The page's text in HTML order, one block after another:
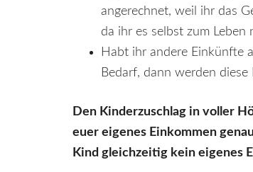
angerechnet, weil ihr das
da ihr es selbst zum Leben
Habt ihr andere Einkünfte
Bedarf, dann werden diese
Den Kinderzuschlag in voller
euer eigenes Einkommen
Kind gleichzeitig kein eigenes